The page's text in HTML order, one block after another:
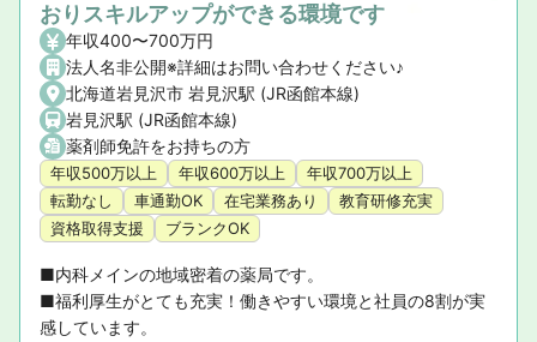
おりスキルアップができる環境です
年収400〜700万円
法人名非公開※詳細はお問い合わせください♪
北海道岩見沢市 岩見沢駅 (JR函館本線)
岩見沢駅 (JR函館本線)
薬剤師免許をお持ちの方
年収500万以上 年収600万以上
年収700万以上
転勤なし
車通勤OK 在宅業務あり
教育研修充実
資格取得支援
ブランクOK
■内科メインの地域密着の薬局です。
■福利厚生がとても充実！働きやすい環境と社員の8割が実
感しています。